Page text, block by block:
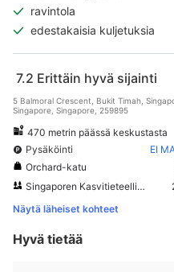
ravintola
edestakaisia kuljetuksia
7.2 Erittäin hyvä sijainti
5 Balmoral Crescent, Bukit Timah,
Singapore, Singapore, 259895
470 metrin päässä keskustasta
Pysäköinti
EI
Orchard-katu
Singaporen Kasvitieteellinen puutarha
Näytä läheiset kohteet
Hyvä tietää